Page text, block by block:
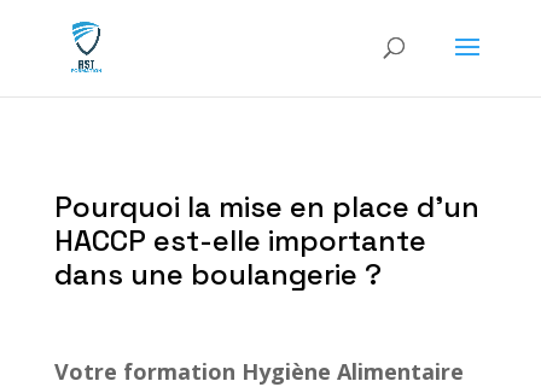
Pourquoi la mise en place d’un
HACCP est-elle importante
dans une boulangerie ?
Votre formation Hygiène Alimentaire